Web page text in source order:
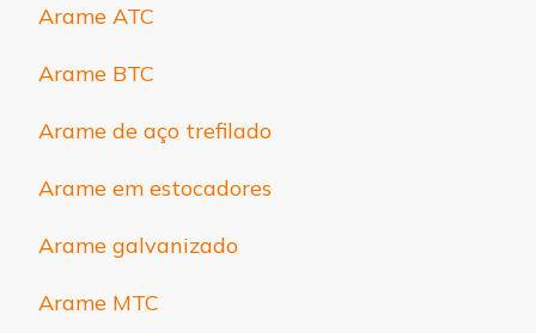
Arame ATC
Arame BTC
Arame de aço trefilado
Arame em estocadores
Arame galvanizado
Arame MTC